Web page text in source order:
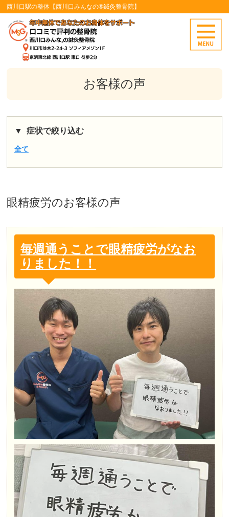
西川口駅の整体【西川口みんなの®鍼灸整骨院】
お客様の声
症状で絞り込む
全て
眼精疲労のお客様の声
毎週通うことで眼精疲労がなお
りました！！